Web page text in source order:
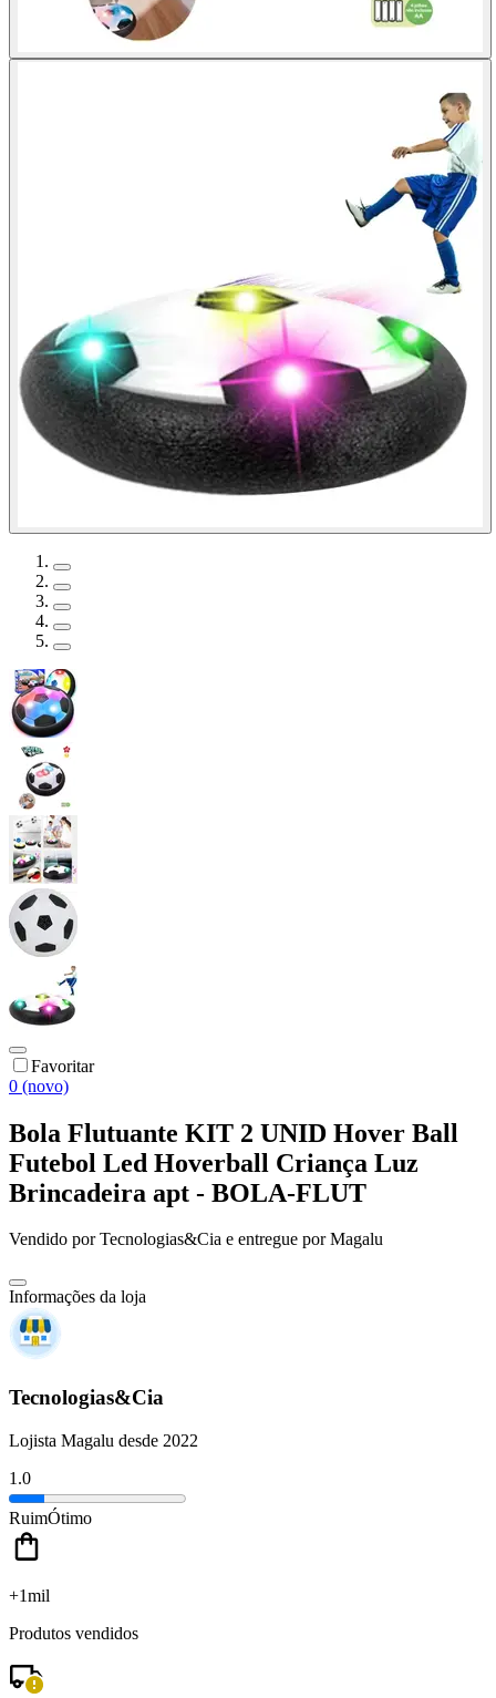
Favoritar
0 (novo)
Bola Flutuante KIT 2 UNID Hover Ball
Futebol Led Hoverball Criança Luz
Brincadeira apt - BOLA-FLUT
Vendido porTecnologias&Cia e entregue por Magalu
Informações da loja
Tecnologias&Cia
Lojista Magalu desde 2022
1.0
RuimÓtimo
+1mil
Produtos vendidos